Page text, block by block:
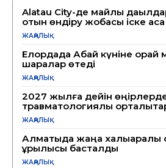
Alatau City-де майлы
отын өндіру жобасы іске
ЖАҢАЛЫҚ
Елордада Абай күніне орай
шаралар өтеді
ЖАҢАЛЫҚ
2027 жылға дейін
травматологиялық
ЖАҢАЛЫҚ
Алматыда жаңа
құрылысы басталды
ЖАҢАЛЫҚ